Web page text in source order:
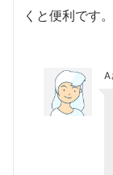
くと便利です。
A